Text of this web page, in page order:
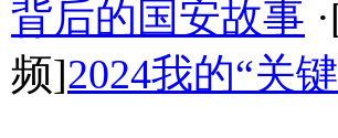
背后的国安故事
频]2024我的“关